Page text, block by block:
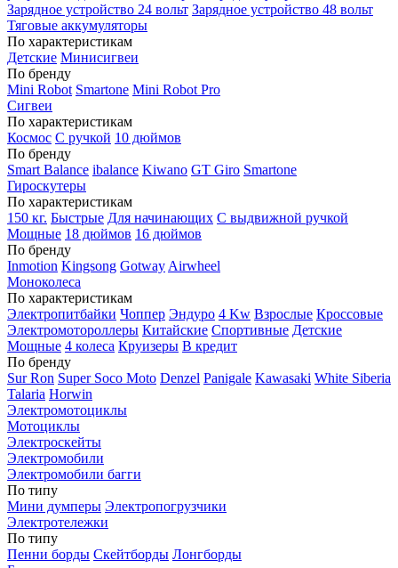
Зарядное устройство 24 вольт Зарядное устройство 48 вольт
Тяговые аккумуляторы
По характеристикам
Детские Минисигвеи
По бренду
Mini Robot Smartone Mini Robot Pro
Сигвеи
По характеристикам
Космос С ручкой 10 дюймов
По бренду
Smart Balance ibalance Kiwano GT Giro Smartone
Гироскутеры
По характеристикам
150 кг. Быстрые Для начинающих С выдвижной ручкой
Мощные 18 дюймов 16 дюймов
По бренду
Inmotion Kingsong Gotway Airwheel
Моноколеса
По характеристикам
Электропитбайки Чоппер Эндуро 4 Kw Взрослые Кроссовые
Электромотороллеры Китайские Спортивные Детские
Мощные 4 колеса Круизеры В кредит
По бренду
Sur Ron Super Soco Moto Denzel Panigale Kawasaki White Siberia
Talaria Horwin
Электромотоциклы
Мотоциклы
Электроскейты
Электромобили
Электромобили багги
По типу
Мини думперы Электропогрузчики
Электротележки
По типу
Пенни борды Скейтборды Лонгборды